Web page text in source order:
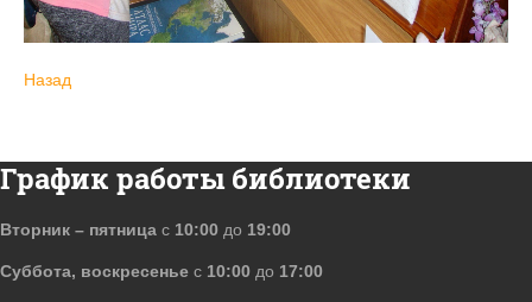
Назад
График работы библиотеки
Вторник – пятница с 10:00 до 19:00
Суббота, воскресенье с 10:00 до 17:00